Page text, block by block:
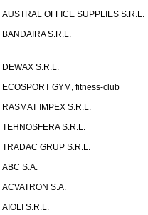
AUSTRAL OFFICE SUPPLIES S.R.L.
BANDAIRA S.R.L.
DEWAX S.R.L.
ECOSPORT GYM, fitness-club
RASMAT IMPEX S.R.L.
TEHNOSFERA S.R.L.
TRADAC GRUP S.R.L.
ABC S.A.
ACVATRON S.A.
AIOLI S.R.L.